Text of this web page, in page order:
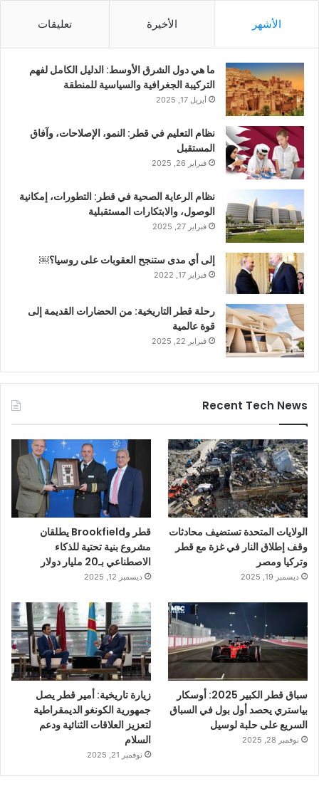
الأشهر الأخيرة تعليقات
ما هي دول الشرق الأوسط: الدليل الكامل لفهم
التركيبة الجغرافية والسياسية للمنطقة
أبريل 17, 2025
نظام التعليم في قطر: النمو، الإصلاحات، وآفاق
المستقبل
فبراير 26, 2025
نظام الرعاية الصحية في قطر: التطورات، إمكانية
الوصول، والابتكارات المستقبلية
فبراير 27, 2025
إلى أي مدى ستنجح العقوبات على روسيا؟￼
فبراير 17, 2022
رحلة قطر التاريخية: من الحضارات القديمة إلى
قوة عالمية
فبراير 22, 2025
Recent Tech News
الولايات المتحدة تستضيف محادثات
وقف إطلاق النار في غزة مع قطر
وتركيا ومصر
ديسمبر 19, 2025
قطر وBrookfield يطلقان
مشروع بنية تحتية للذكاء
الاصطناعي بـ20 مليار دولار
ديسمبر 12, 2025
سباق قطر الكبير 2025: أوسكار
بياستري يحصد أول بول في السباق
السريع على حلبة لوسيل
نوفمبر 28, 2025
زيارة تاريخية: أمير قطر يصل
جمهورية الكونغو الديمقراطية
لتعزيز العلاقات الثنائية ودعم
السلام
نوفمبر 21, 2025